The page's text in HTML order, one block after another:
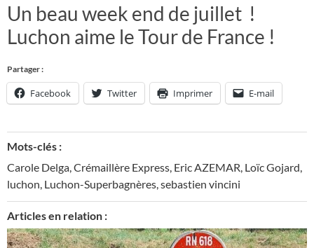
Un beau week end de juillet !
Luchon aime le Tour de France !
Partager :
Facebook Twitter Imprimer E-mail
Mots-clés :
Carole Delga,Crémaillère Express, Eric AZEMAR, Loïc Gojard,
luchon, Luchon-Superbagnères,sebastien vincini
Articles en relation :